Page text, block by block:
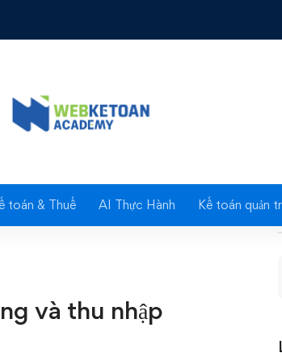
toán & Thuế AI Thực Hành Kế toán quản
thu nhập tháng đã đóng BHXH năm 2017
và thu nhập